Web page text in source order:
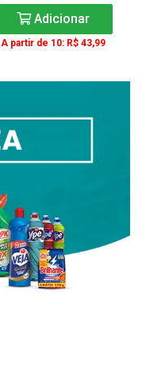
Adicionar
A partir de 10: R$ 43,99